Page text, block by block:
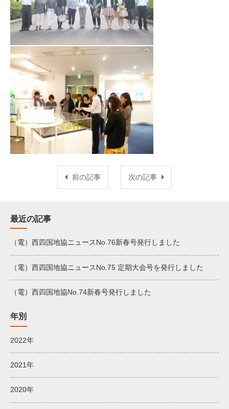
前の記事 次の記事
最近の記事
（電）西四国地協ニュースNo.76新春号発行しました
（電）西四国地協ニュースNo.75 定期大会号を発行しました
（電）西四国地協No.74新春号発行しました
年別
2022年
2021年
2020年